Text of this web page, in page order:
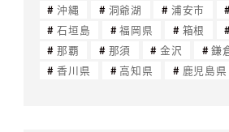
沖縄
洞爺湖 浦安市
石垣島
福岡県 箱根
那覇
那須 金沢 鎌
香川県
高知県 鹿児島県